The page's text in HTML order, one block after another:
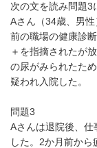
次の文を読み問題3
Aさん（34歳、男
前の職場の健康診
＋を指摘されたが
の尿がみられたた
疑われ入院した。
問題3
Aさんは退院後、
した。2か月前か